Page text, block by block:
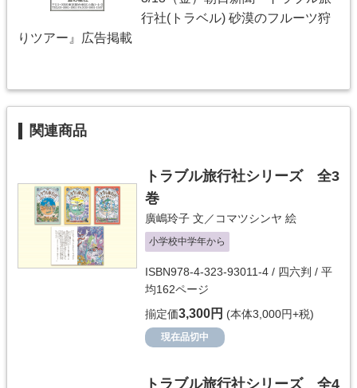
行社(トラベル) 砂漠のフルーツ狩
りツアー』広告掲載
関連商品
トラブル旅行社シリーズ 全3
巻
廣嶋玲子 文／ コマツシンヤ 絵
小学校中学年から
ISBN978-4-323-93011-4 / 四六判 / 平
均162ページ
揃定価3,300円 (本体3,000円+税)
現在品切中
トラブル旅行社シリーズ 全4